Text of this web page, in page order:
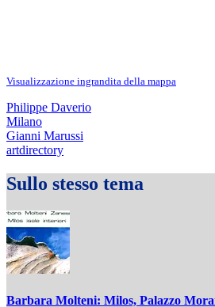
Visualizzazione ingrandita della mappa
Philippe Daverio
Milano
Gianni Marussi
artdirectory
Sullo stesso tema
Barbara Molteni: Milos, Palazzo